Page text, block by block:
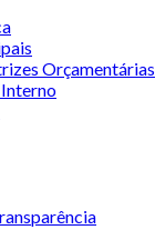
Orçamentárias